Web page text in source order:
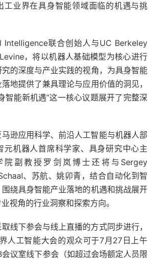
工业界在具身智能领域面临的机遇与挑
Intelligence联合创始人与UC Berkeley
，将以机器人基础模型为核心进行
的深度与产业实践的视角，为具身智能
地提供了兼具理论与应用价值的洞见，
智能新机遇”这一核心议题展开了完整深
逊应用科学、前沿人工智能与机器人部
元机器人首席科学家、具身研究中心主
院副教授罗剑岚博士还将与Sergey
、苏航、姚卯青，结合自动化到智
绕具身智能产业落地的机遇和挑战展开
视角的行业洞察和探索方向。
线下参会与线上直播的方式同步进行，
人工智能大会的观众可于7月27日上午
议室线下参会（如超过会场额定人员限